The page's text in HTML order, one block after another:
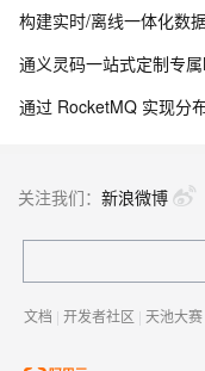
构建实时/离线一体化数
通义灵码一站式定制专
通过 RocketMQ 实现分
关注我们： 新浪微博
文档 | 开发者社区 | 天池大赛